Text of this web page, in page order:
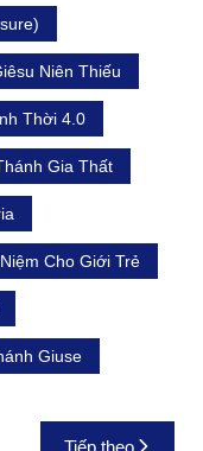
Niên Thiếu
Thời 4.0
Gia Thất
Cho Giới Trẻ
Giuse
Tiếp theo